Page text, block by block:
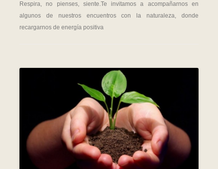
Respira, no pienses, siente.Te invitamos a acompañarnos en
algunos de nuestros encuentros con la naturaleza, donde
recargarnos de energía positiva